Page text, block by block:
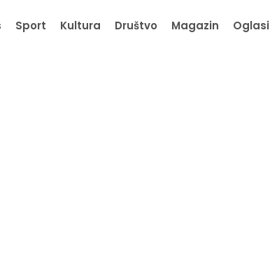
Sport Kultura Društvo Magazin Oglasi